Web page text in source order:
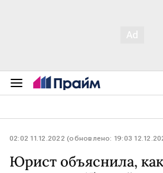
02:02 11.12.2022 (обновлено: 19:03
Юрист объяснила,